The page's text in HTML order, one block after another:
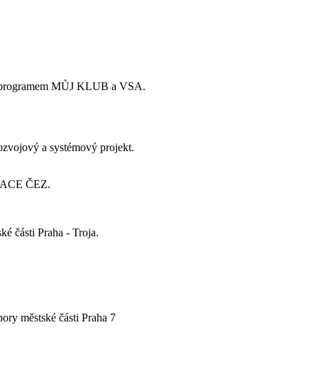
MŮJ KLUB a VSA.
a systémový projekt.
ČEZ.
části Praha - Troja.
městské části Praha 7